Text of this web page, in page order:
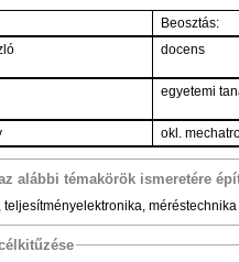
Beosztás:
docens
egyetemi
alábbi témakörök ismeretére
teljesítményelektronika, méréstechnika